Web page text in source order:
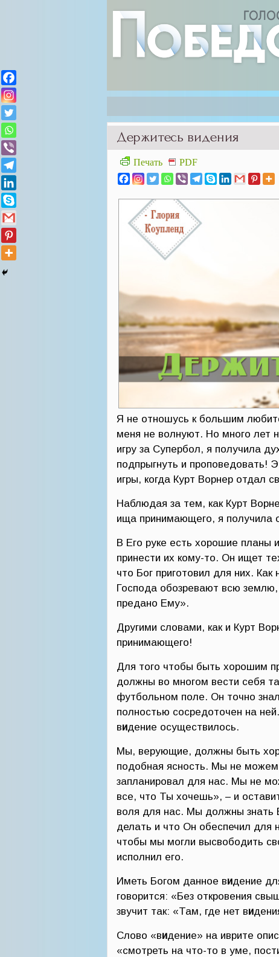
Держитесь видения
Печать PDF
Я не отношусь к большим
меня не волнуют. Но много лет
игру за Супербол, я получила
подпрыгнуть и проповедовать!
игры, когда Курт Ворнер отдал
Наблюдая за тем, как Курт
ища принимающего, я получила
В Его руке есть хорошие планы
принести их кому-то. Он ищет
что Бог приготовил для них.
Господа обозревают всю
предано Ему».
Другими словами, как и Курт
принимающего!
Для того чтобы быть хорошим
должны во многом вести себя
футбольном поле. Он точно
полностью сосредоточен на
видение осуществилось.
Мы, верующие, должны быть
подобная ясность. Мы не можем
запланировал для нас. Мы не
все, что Ты хочешь», – и
воля для нас. Мы должны знать
делать и что Он обеспечил для
чтобы мы могли высвободить
исполнил его.
Иметь Богом данное видение
говорится: «Без откровения
звучит так: «Там, где нет ви
Слово «видение» на иврите
«смотреть на что-то в уме,